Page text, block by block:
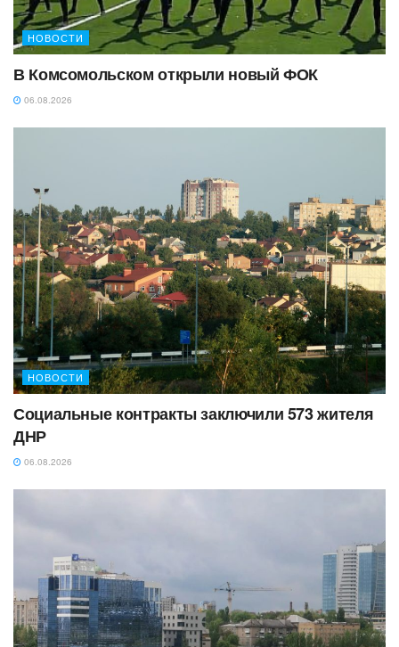
НОВОСТИ
В Комсомольском открыли новый ФОК
06.08.2026
НОВОСТИ
Социальные контракты заключили 573 жителя
ДНР
06.08.2026